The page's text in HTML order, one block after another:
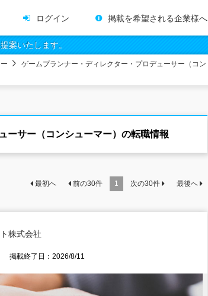
ログイン 掲載を希望される企業様へ
案いたします。
ゲームプランナー・ディレクター・プロデューサー（コン
ーサー（コンシューマー）の転職情報
最初へ 前の30件 1 次の30件 最後へ
株式会社
掲載終了日：2026/8/11